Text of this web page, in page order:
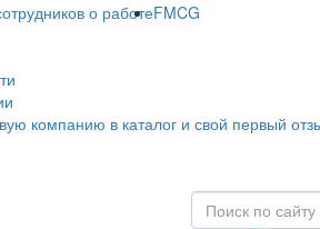
о работеFMCG
компанию в каталог и свой первый